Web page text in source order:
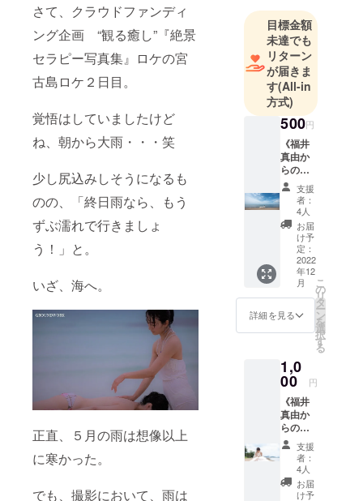
さて、クラウドファンディ
ング企画 “観る癒し”『絶景
セラピー写真集』ロケの宮
古島ロケ２日目。
覚悟はしていましたけど
ね、朝から大雨・・・笑
少し尻込みしそうになるも
のの、「終日雨なら、もう
ずぶ濡れで行きましょ
う！」と。
いざ、海へ。
正直、５月の雨は想像以上
に寒かった。
でも、撮影において、雨は
目標金額
未達でも
リターン
が届きま
す(All-in
方式)
500円
《福井
真由か
らの御
礼メー
ル＆絶
景セラ
ピー写
真デー
タ（１
枚）》
支援し
て下
さった
方へ、
絶景セ
ラピー
データ
（１
枚）と
とも
に、福
井真由
から御
礼の
メール
が届く
リター
支援
者：
4人
お届
け予
定：
2022
年12
月
詳細を見る
こ
の
リ
タ
ー
ン
を
選
択
す
る
1,0
00 円
《福井
真由か
らのお
礼動画
＆絶景
セラ
ピー写
真デー
支援
者：
4人
お届
け予